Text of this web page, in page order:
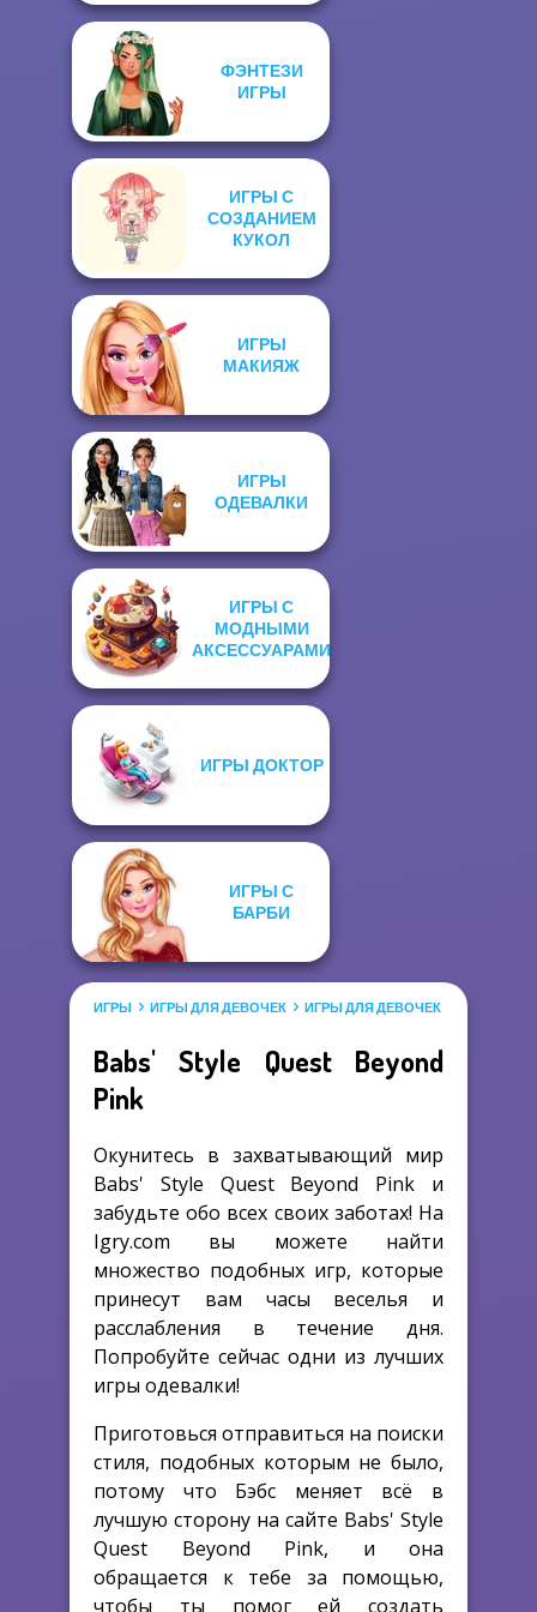
ФЭНТЕЗИ
ИГРЫ
ИГРЫ С
СОЗДАНИЕМ
КУКОЛ
ИГРЫ
МАКИЯЖ
ИГРЫ
ОДЕВАЛКИ
ИГРЫ С
МОДНЫМИ
АКСЕССУАРАМИ
ИГРЫ ДОКТОР
ИГРЫ С
БАРБИ
ИГРЫ ИГРЫ ДЛЯ ДЕВОЧЕК ИГРЫ ДЛЯ ДЕВОЧЕК САЛОН
Babs' Style Quest Beyond
Pink
Окунитесь в захватывающий мир
Babs' Style Quest Beyond Pink и
забудьте обо всех своих заботах! На
Igry.com вы можете найти
множество подобных игр, которые
принесут вам часы веселья и
расслабления в течение дня.
Попробуйте сейчас одни из лучших
игры одевалки!
Приготовься отправиться на поиски
стиля, подобных которым не было,
потому что Бэбс меняет всё в
лучшую сторону на сайте Babs' Style
Quest Beyond Pink, и она
обращается к тебе за помощью,
чтобы ты помог ей создать